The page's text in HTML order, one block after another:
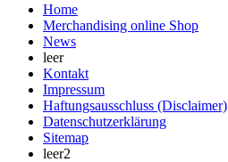
Home
Merchandising online Shop
News
leer
Kontakt
Impressum
Haftungsausschluss (Disclaimer)
Datenschutzerklärung
Sitemap
leer2